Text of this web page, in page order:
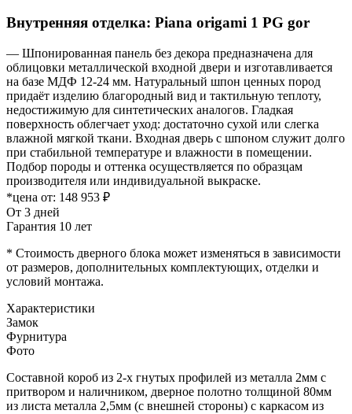
Внутренняя отделка: Piana origami 1 PG gor
— Шпонированная панель без декора предназначена для
облицовки металлической входной двери и изготавливается
на базе МДФ 12-24 мм. Натуральный шпон ценных пород
придаёт изделию благородный вид и тактильную теплоту,
недостижимую для синтетических аналогов. Гладкая
поверхность облегчает уход: достаточно сухой или слегка
влажной мягкой ткани. Входная дверь с шпоном служит долго
при стабильной температуре и влажности в помещении.
Подбор породы и оттенка осуществляется по образцам
производителя или индивидуальной выкраске.
*цена от: 148 953 ₽
От 3 дней
Гарантия 10 лет
* Стоимость дверного блока может изменяться в зависимости
от размеров, дополнительных комплектующих, отделки и
условий монтажа.
Характеристики
Замок
Фурнитура
Фото
Составной короб из 2-х гнутых профилей из металла 2мм с
притвором и наличником, дверное полотно толщиной 80мм
из листа металла 2,5мм (с внешней стороны) c каркасом из